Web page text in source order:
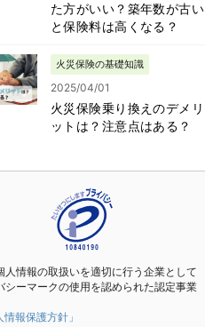
た方がいい？築年数が古い
と保険料は高くなる？
火災保険の基礎知識
2025/04/01
火災保険乗り換えのデメリ
ットは？注意点はある？
人情報の取扱いを適切に行う企業として
シーマークの使用を認められた認定事業
報保護方針」